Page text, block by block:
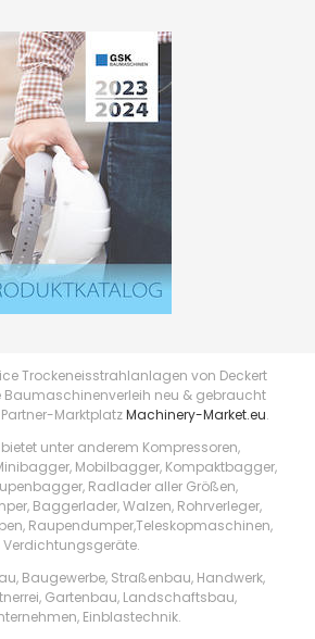
Trockeneisstrahlanlagen von Deckert
neu & gebraucht
MarktplatzMachinery-Market.eu.
unter anderem Kompressoren,
Mobilbagger, Kompaktbagger,
Radlader aller Größen,
Baggerlader, Walzen, Rohrverleger,
Raupendumper,Teleskopmaschinen,
Verdichtungsgeräte.
Baugewerbe, Straßenbau, Handwerk,
Gartenbau, Landschaftsbau,
Einblastechnik.